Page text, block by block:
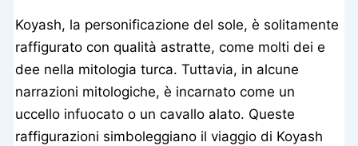
Koyash, la personificazione del sole, è solitamente
raffigurato con qualità astratte, come molti dei e
dee nella mitologia turca. Tuttavia, in alcune
narrazioni mitologiche, è incarnato come un
uccello infuocato o un cavallo alato. Queste
raffigurazioni simboleggiano il viaggio di Koyash